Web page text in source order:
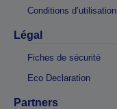
Conditions d’utilisation
Légal
Fiches de sécurité
Eco Declaration
Partners